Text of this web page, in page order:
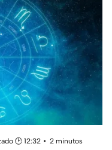
🕑 12:32
2 minutos